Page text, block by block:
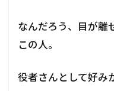
なんだろう、目が離
この人。
役者さんとして好み